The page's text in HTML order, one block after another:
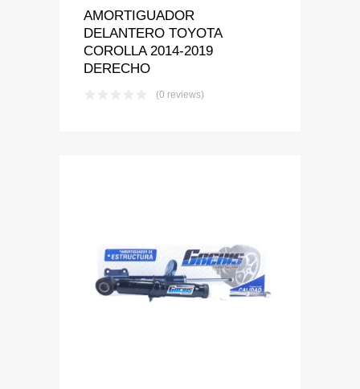
AMORTIGUADOR
DELANTERO TOYOTA
COROLLA 2014-2019
DERECHO
(0 reviews)
Add to Wishlist
Add to Compare